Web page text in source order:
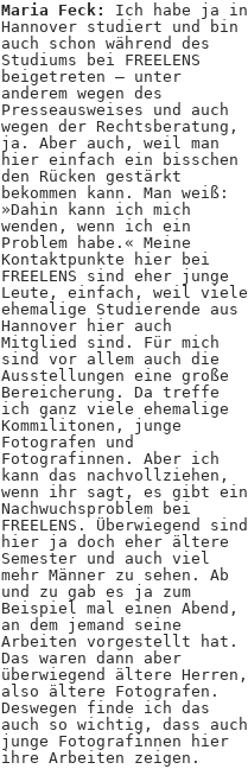
Maria Feck:
Ich habe ja in
Hannover studiert und bin
auch schon während des
Studiums bei FREELENS
beigetreten – unter
anderem wegen des
Presseausweises und auch
wegen der Rechtsberatung,
ja. Aber auch, weil man
hier einfach ein bisschen
den Rücken gestärkt
bekommen kann. Man weiß:
»Dahin kann ich mich
wenden, wenn ich ein
Problem habe.« Meine
Kontaktpunkte hier bei
FREELENS sind eher junge
Leute, einfach, weil viele
ehemalige Studierende aus
Hannover hier auch
Mitglied sind. Für mich
sind vor allem auch die
Ausstellungen eine große
Bereicherung. Da treffe
ich ganz viele ehemalige
Kommilitonen, junge
Fotografen und
Fotografinnen. Aber ich
kann das nachvollziehen,
wenn ihr sagt, es gibt ein
Nachwuchsproblem bei
FREELENS. Überwiegend sind
hier ja doch eher ältere
Semester und auch viel
mehr Männer zu sehen. Ab
und zu gab es ja zum
Beispiel mal einen Abend,
an dem jemand seine
Arbeiten vorgestellt hat.
Das waren dann aber
überwiegend ältere Herren,
also ältere Fotografen.
Deswegen finde ich das
auch so wichtig, dass auch
junge Fotografinnen hier
ihre Arbeiten zeigen.